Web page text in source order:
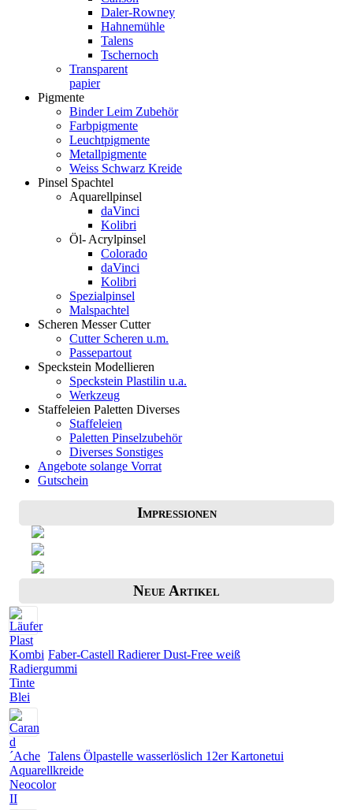
Daler-Rowney
Hahnemühle
Talens
Tschernoch
Transparent
papier
Pigmente
Binder Leim Zubehör
Farbpigmente
Leuchtpigmente
Metallpigmente
Weiss Schwarz Kreide
Pinsel Spachtel
Aquarellpinsel
daVinci
Kolibri
Öl- Acrylpinsel
Colorado
daVinci
Kolibri
Spezialpinsel
Malspachtel
Scheren Messer Cutter
Cutter Scheren u.m.
Passepartout
Speckstein Modellieren
Speckstein Plastilin u.a.
Werkzeug
Staffeleien Paletten Diverses
Staffeleien
Paletten Pinselzubehör
Diverses Sonstiges
Angebote solange Vorrat
Gutschein
Impressionen
Neue Artikel
Faber-Castell Radierer Dust-Free weiß
Talens Ölpastelle wasserlöslich 12er Kartonetui